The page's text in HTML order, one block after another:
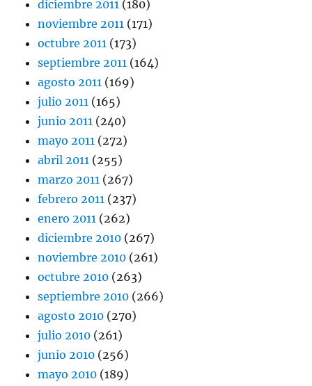
diciembre 2011 (180)
noviembre 2011 (171)
octubre 2011 (173)
septiembre 2011 (164)
agosto 2011 (169)
julio 2011 (165)
junio 2011 (240)
mayo 2011 (272)
abril 2011 (255)
marzo 2011 (267)
febrero 2011 (237)
enero 2011 (262)
diciembre 2010 (267)
noviembre 2010 (261)
octubre 2010 (263)
septiembre 2010 (266)
agosto 2010 (270)
julio 2010 (261)
junio 2010 (256)
mayo 2010 (189)